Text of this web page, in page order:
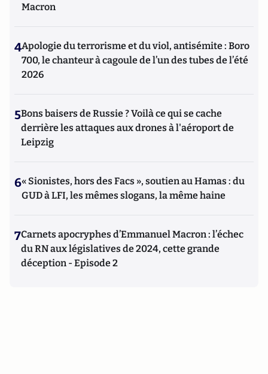
Macron
4Apologie du terrorisme et du viol, antisémite : Boro
700, le chanteur à cagoule de l’un des tubes de l’été
2026
5Bons baisers de Russie ? Voilà ce qui se cache
derrière les attaques aux drones à l'aéroport de
Leipzig
6« Sionistes, hors des Facs », soutien au Hamas : du
GUD à LFI, les mêmes slogans, la même haine
7Carnets apocryphes d’Emmanuel Macron : l’échec
du RN aux législatives de 2024, cette grande
déception - Episode 2